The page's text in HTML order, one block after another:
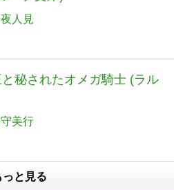
人見
秘されたオメガ騎士 (ラル
美行
っと見る